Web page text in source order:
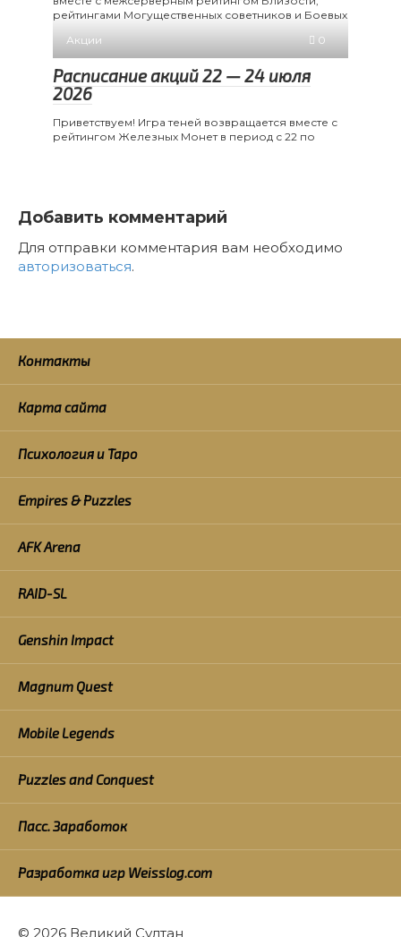
рейтингами Могущественных советников и Боевых
Акции
0
Расписание акций 22 — 24 июля
2026
Приветствуем! Игра теней возвращается вместе с
рейтингом Железных Монет в период с 22 по
Добавить комментарий
Для отправки комментария вам необходимо
авторизоваться.
Контакты
Карта сайта
Психология и Таро
Empires & Puzzles
AFK Arena
RAID-SL
Genshin Impact
Magnum Quest
Mobile Legends
Puzzles and Conquest
Пасс. Заработок
Разработка игр Weisslog.com
© 2026 Великий Султан